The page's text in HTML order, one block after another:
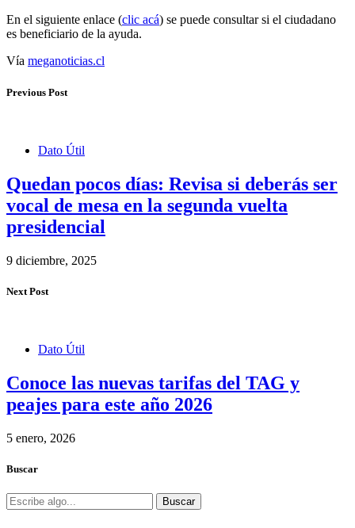
En el siguiente enlace (clic acá) se puede consultar si el ciudadano
es beneficiario de la ayuda.
Vía meganoticias.cl
Previous Post
Dato Útil
Quedan pocos días: Revisa si deberás ser
vocal de mesa en la segunda vuelta
presidencial
9 diciembre, 2025
Next Post
Dato Útil
Conoce las nuevas tarifas del TAG y
peajes para este año 2026
5 enero, 2026
Buscar
Buscar